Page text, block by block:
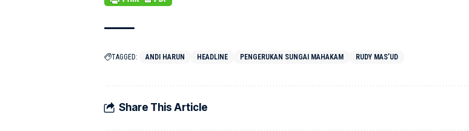
TAGGED: ANDI HARUN HEADLINE PENGERUKAN SUNGAI MAHAKAM RUDY MAS’UD
Share This Article